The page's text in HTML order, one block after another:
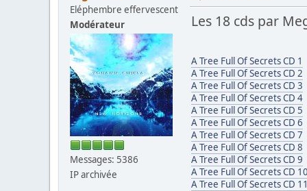
Eléphembre effervescent
Modérateur
Messages: 5386
IP archivée
Les 18 cds par
A Tree Full Of Secrets CD 1
A Tree Full Of Secrets CD 2
A Tree Full Of Secrets CD 3
A Tree Full Of Secrets CD 4
A Tree Full Of Secrets CD 5
A Tree Full Of Secrets CD 6
A Tree Full Of Secrets CD 7
A Tree Full Of Secrets CD 8
A Tree Full Of Secrets CD 9
A Tree Full Of Secrets CD 10
A Tree Full Of Secrets CD 11